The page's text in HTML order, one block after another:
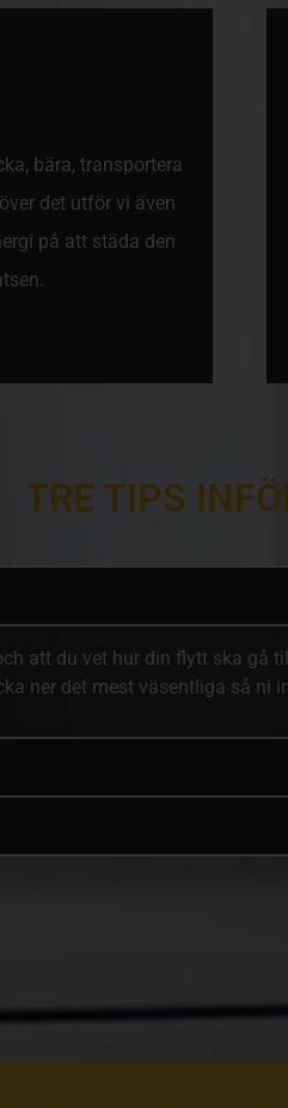
bära, transportera
det utför vi även
på att städa den
TRE TIPS
att du vet hur din flytt ska gå
ner det mest väsentliga så ni